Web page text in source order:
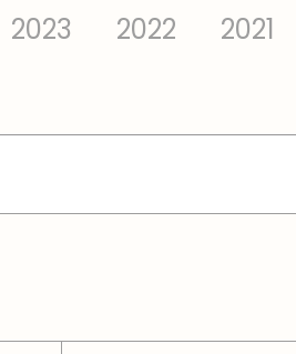
2023 2022 2021